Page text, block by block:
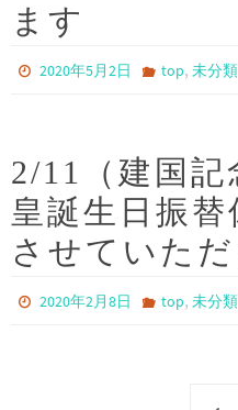
ます
2020年5月2日 top, 未分類
2/11（建国記
皇誕生日振
させていた
2020年2月8日 top, 未分類